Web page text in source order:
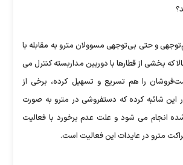
و حتی بی‌توجهی مسوولان مترو به مقابله با
که بخشی از قطارها با دوربین مداربسته کنترل می
را هم تسریع و تسهیل کرده، برخی از
این شائبه کرده که دستفروشی در مترو به صورت
انجام می شود و علت عدم برخورد با فعالیت
مترو در عایدات این فعالیت است.